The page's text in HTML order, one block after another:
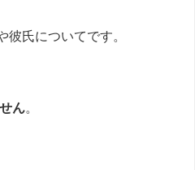
彼氏についてです。
ん